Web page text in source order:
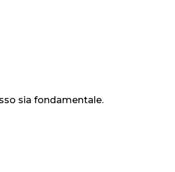
sia fondamentale.